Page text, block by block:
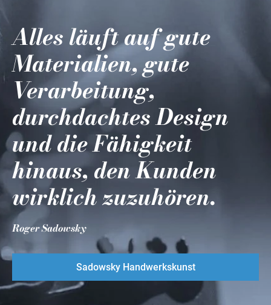
Alles läuft auf gute
Materialien, gute
Verarbeitung,
durchdachtes Design
und die Fähigkeit
hinaus, den Kunden
wirklich zuzuhören.
Roger Sadowsky
Sadowsky Handwerkskunst